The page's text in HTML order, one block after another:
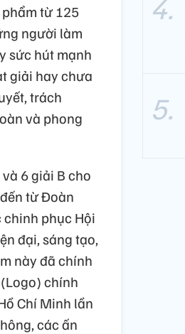
từ 125
người làm
sức hút mạnh
giải hay chưa
trách
và phong
6 giải B cho
từ Đoàn
chinh phục Hội
đại, sáng tạo,
này đã chính
chính
Chí Minh lần
các ấn